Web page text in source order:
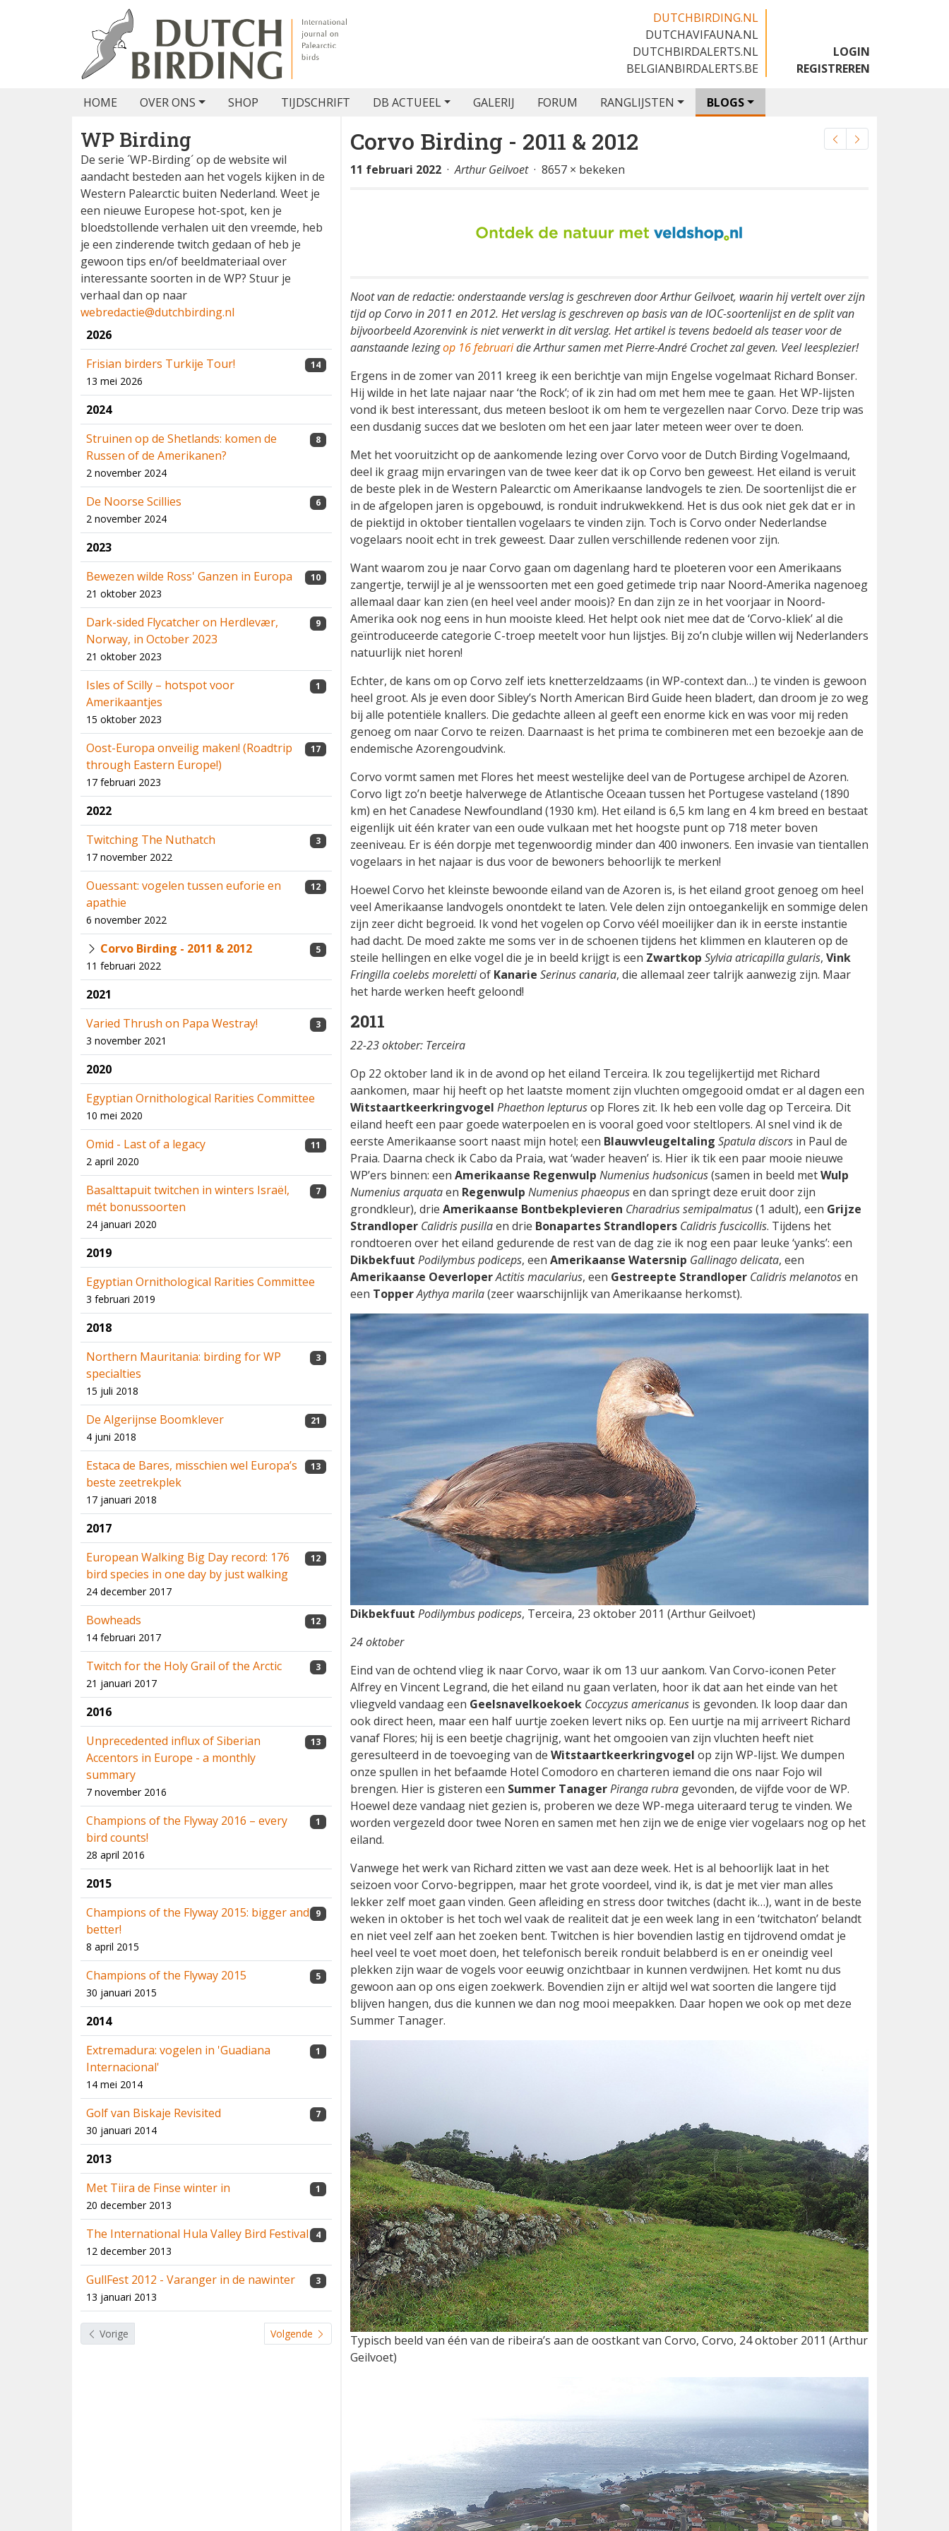
DUTCHBIRDING.NL
DUTCHAVIFAUNA.NL
DUTCHBIRDALERTS.NL
BELGIANBIRDALERTS.BE
LOGIN
REGISTREREN
HOME OVER ONS SHOP TIJDSCHRIFT DB ACTUEEL GALERIJ FORUM RANGLIJSTEN BLOGS
WP Birding
De serie ´WP-Birding´ op de website wil
aandacht besteden aan het vogels kijken in de
Western Palearctic buiten Nederland. Weet je
een nieuwe Europese hot-spot, ken je
bloedstollende verhalen uit den vreemde, heb
je een zinderende twitch gedaan of heb je
gewoon tips en/of beeldmateriaal over
interessante soorten in de WP? Stuur je
verhaal dan op naar
webredactie@dutchbirding.nl
2026
Frisian birders Turkije Tour!
13 mei 2026
14
2024
Struinen op de Shetlands: komen de
Russen of de Amerikanen?
2 november 2024
8
De Noorse Scillies
2 november 2024
6
2023
Bewezen wilde Ross' Ganzen in Europa
21 oktober 2023
10
Dark-sided Flycatcher on Herdlevær,
Norway, in October 2023
21 oktober 2023
9
Isles of Scilly – hotspot voor
Amerikaantjes
15 oktober 2023
1
Oost-Europa onveilig maken! (Roadtrip
through Eastern Europe!)
17 februari 2023
17
2022
Twitching The Nuthatch
17 november 2022
3
Ouessant: vogelen tussen euforie en
apathie
6 november 2022
12
Corvo Birding - 2011 & 2012
11 februari 2022
5
2021
Varied Thrush on Papa Westray!
3 november 2021
3
2020
Egyptian Ornithological Rarities Committee
10 mei 2020
Omid - Last of a legacy
2 april 2020
11
Basalttapuit twitchen in winters Israël,
mét bonussoorten
24 januari 2020
7
2019
Egyptian Ornithological Rarities Committee
3 februari 2019
2018
Northern Mauritania: birding for WP
specialties
15 juli 2018
3
De Algerijnse Boomklever
4 juni 2018
21
Estaca de Bares, misschien wel Europa’s
beste zeetrekplek
17 januari 2018
13
2017
European Walking Big Day record: 176
bird species in one day by just walking
24 december 2017
12
Bowheads
14 februari 2017
12
Twitch for the Holy Grail of the Arctic
21 januari 2017
3
2016
Unprecedented influx of Siberian
Accentors in Europe - a monthly
summary
7 november 2016
13
Champions of the Flyway 2016 – every
bird counts!
28 april 2016
1
2015
Champions of the Flyway 2015: bigger and
better!
8 april 2015
9
Champions of the Flyway 2015
30 januari 2015
5
2014
Extremadura: vogelen in 'Guadiana
Internacional'
14 mei 2014
1
Golf van Biskaje Revisited
30 januari 2014
7
2013
Met Tiira de Finse winter in
20 december 2013
1
The International Hula Valley Bird Festival
12 december 2013
4
GullFest 2012 - Varanger in de nawinter
13 januari 2013
3
Vorige Volgende
Corvo Birding - 2011 & 2012
11 februari 2022 ·Arthur Geilvoet· 8657 × bekeken
Noot van de redactie: onderstaande verslag is geschreven door Arthur Geilvoet, waarin hij vertelt over zijn
tijd op Corvo in 2011 en 2012. Het verslag is geschreven op basis van de IOC-soortenlijst en de split van
bijvoorbeeld Azorenvink is niet verwerkt in dit verslag. Het artikel is tevens bedoeld als teaser voor de
aanstaande lezingop 16 februaridie Arthur samen met Pierre-André Crochet zal geven. Veel leesplezier!
Ergens in de zomer van 2011 kreeg ik een berichtje van mijn Engelse vogelmaat Richard Bonser.
Hij wilde in het late najaar naar ‘the Rock’; of ik zin had om met hem mee te gaan. Het WP-lijsten
vond ik best interessant, dus meteen besloot ik om hem te vergezellen naar Corvo. Deze trip was
een dusdanig succes dat we besloten om het een jaar later meteen weer over te doen.
Met het vooruitzicht op de aankomende lezing over Corvo voor de Dutch Birding Vogelmaand,
deel ik graag mijn ervaringen van de twee keer dat ik op Corvo ben geweest. Het eiland is veruit
de beste plek in de Western Palearctic om Amerikaanse landvogels te zien. De soortenlijst die er
in de afgelopen jaren is opgebouwd, is ronduit indrukwekkend. Het is dus ook niet gek dat er in
de piektijd in oktober tientallen vogelaars te vinden zijn. Toch is Corvo onder Nederlandse
vogelaars nooit echt in trek geweest. Daar zullen verschillende redenen voor zijn.
Want waarom zou je naar Corvo gaan om dagenlang hard te ploeteren voor een Amerikaans
zangertje, terwijl je al je wenssoorten met een goed getimede trip naar Noord-Amerika nagenoeg
allemaal daar kan zien (en heel veel ander moois)? En dan zijn ze in het voorjaar in Noord-
Amerika ook nog eens in hun mooiste kleed. Het helpt ook niet mee dat de ‘Corvo-kliek’ al die
geïntroduceerde categorie C-troep meetelt voor hun lijstjes. Bij zo’n clubje willen wij Nederlanders
natuurlijk niet horen! 😉
Echter, de kans om op Corvo zelf iets knetterzeldzaams (in WP-context dan…) te vinden is gewoon
heel groot. Als je even door Sibley’s North American Bird Guide heen bladert, dan droom je zo weg
bij alle potentiële knallers. Die gedachte alleen al geeft een enorme kick en was voor mij reden
genoeg om naar Corvo te reizen. Daarnaast is het prima te combineren met een bezoekje aan de
endemische Azorengoudvink.
Corvo vormt samen met Flores het meest westelijke deel van de Portugese archipel de Azoren.
Corvo ligt zo’n beetje halverwege de Atlantische Oceaan tussen het Portugese vasteland (1890
km) en het Canadese Newfoundland (1930 km). Het eiland is 6,5 km lang en 4 km breed en bestaat
eigenlijk uit één krater van een oude vulkaan met het hoogste punt op 718 meter boven
zeeniveau. Er is één dorpje met tegenwoordig minder dan 400 inwoners. Een invasie van tientallen
vogelaars in het najaar is dus voor de bewoners behoorlijk te merken!
Hoewel Corvo het kleinste bewoonde eiland van de Azoren is, is het eiland groot genoeg om heel
veel Amerikaanse landvogels onontdekt te laten. Vele delen zijn ontoegankelijk en sommige delen
zijn zeer dicht begroeid. Ik vond het vogelen op Corvo véél moeilijker dan ik in eerste instantie
had dacht. De moed zakte me soms ver in de schoenen tijdens het klimmen en klauteren op de
steile hellingen en elke vogel die je in beeld krijgt is een Zwartkop Sylvia atricapilla gularis, Vink
Fringilla coelebs morelettiof Kanarie Serinus canaria, die allemaal zeer talrijk aanwezig zijn. Maar
het harde werken heeft geloond!
2011
22-23 oktober: Terceira
Op 22 oktober land ik in de avond op het eiland Terceira. Ik zou tegelijkertijd met Richard
aankomen, maar hij heeft op het laatste moment zijn vluchten omgegooid omdat er al dagen een
Witstaartkeerkringvogel Phaethon lepturusop Flores zit. Ik heb een volle dag op Terceira. Dit
eiland heeft een paar goede waterpoelen en is vooral goed voor steltlopers. Al snel vind ik de
eerste Amerikaanse soort naast mijn hotel; een Blauwvleugeltaling Spatula discors in Paul de
Praia. Daarna check ik Cabo da Praia, wat ‘wader heaven’ is. Hier ik tik een paar mooie nieuwe
WP’ers binnen: een Amerikaanse Regenwulp Numenius hudsonicus(samen in beeld metWulp
Numenius arquataen Regenwulp Numenius phaeopusen dan springt deze eruit door zijn
grondkleur), drie Amerikaanse Bontbekplevieren Charadrius semipalmatus(1 adult), een Grijze
Strandloper Calidris pusillaen drie Bonapartes Strandlopers Calidris fuscicollis. Tijdens het
rondtoeren over het eiland gedurende de rest van de dag zie ik nog een paar leuke ‘yanks’: een
Dikbekfuut Podilymbus podiceps, een Amerikaanse Watersnip Gallinago delicata, een
Amerikaanse OeverloperActitis macularius, een Gestreepte Strandloper Calidris melanotosen
een TopperAythya marila(zeer waarschijnlijk van Amerikaanse herkomst).
Dikbekfuut Podilymbus podiceps, Terceira, 23 oktober 2011 (Arthur Geilvoet)
24 oktober
Eind van de ochtend vlieg ik naar Corvo, waar ik om 13 uur aankom. Van Corvo-iconen Peter
Alfrey en Vincent Legrand, die het eiland nu gaan verlaten, hoor ik dat aan het einde van het
vliegveld vandaag een Geelsnavelkoekoek Coccyzus americanus is gevonden. Ik loop daar dan
ook direct heen, maar een half uurtje zoeken levert niks op. Een uurtje na mij arriveert Richard
vanaf Flores; hij is een beetje chagrijnig, want het omgooien van zijn vluchten heeft niet
geresulteerd in de toevoeging van de Witstaartkeerkringvogel op zijn WP-lijst. We dumpen
onze spullen in het befaamde Hotel Comodoro en charteren iemand die ons naar Fojo wil
brengen. Hier is gisteren een Summer TanagerPiranga rubra gevonden, de vijfde voor de WP.
Hoewel deze vandaag niet gezien is, proberen we deze WP-mega uiteraard terug te vinden. We
worden vergezeld door twee Noren en samen met hen zijn we de enige vier vogelaars nog op het
eiland.
Vanwege het werk van Richard zitten we vast aan deze week. Het is al behoorlijk laat in het
seizoen voor Corvo-begrippen, maar het grote voordeel, vind ik, is dat je met vier man alles
lekker zelf moet gaan vinden. Geen afleiding en stress door twitches (dacht ik…), want in de beste
weken in oktober is het toch wel vaak de realiteit dat je een week lang in een ‘twitchaton’ belandt
en niet veel zelf aan het zoeken bent. Twitchen is hier bovendien lastig en tijdrovend omdat je
heel veel te voet moet doen, het telefonisch bereik ronduit belabberd is en er oneindig veel
plekken zijn waar de vogels voor eeuwig onzichtbaar in kunnen verdwijnen. Het komt nu dus
gewoon aan op ons eigen zoekwerk. Bovendien zijn er altijd wel wat soorten die langere tijd
blijven hangen, dus die kunnen we dan nog mooi meepakken. Daar hopen we ook op met deze
Summer Tanager.
Typisch beeld van één van de ribeira’s aan de oostkant van Corvo, Corvo, 24 oktober 2011 (Arthur
Geilvoet)